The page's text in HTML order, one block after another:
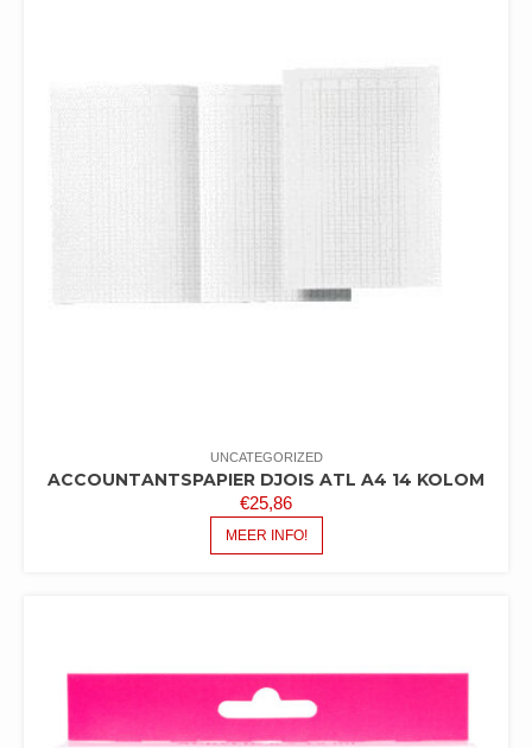
UNCATEGORIZED
ACCOUNTANTSPAPIER DJOIS ATL A4 14 KOLOM
€25,86
MEER INFO!